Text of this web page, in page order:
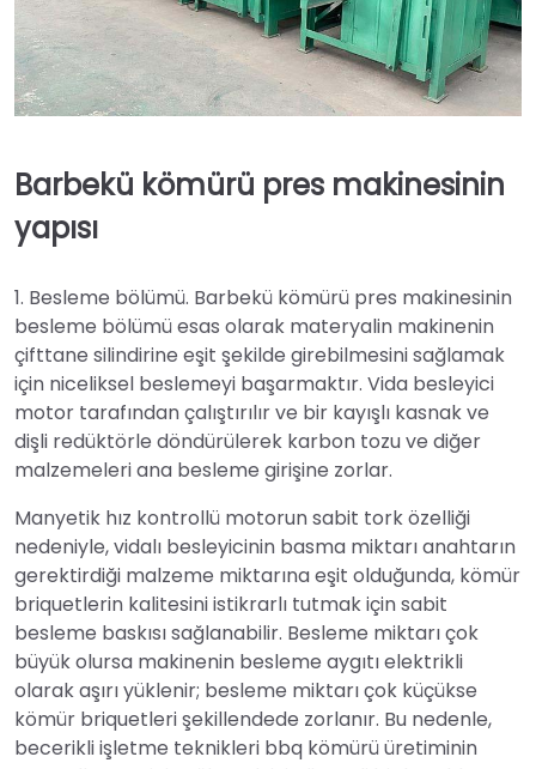
Barbekü kömürü pres makinesinin
yapısı
1. Besleme bölümü. Barbekü kömürü pres makinesinin
besleme bölümü esas olarak materyalin makinenin
çifttane silindirine eşit şekilde girebilmesini sağlamak
için niceliksel beslemeyi başarmaktır. Vida besleyici
motor tarafından çalıştırılır ve bir kayışlı kasnak ve
dişli redüktörle döndürülerek karbon tozu ve diğer
malzemeleri ana besleme girişine zorlar.
Manyetik hız kontrollü motorun sabit tork özelliği
nedeniyle, vidalı besleyicinin basma miktarı anahtarın
gerektirdiği malzeme miktarına eşit olduğunda, kömür
briquetlerin kalitesini istikrarlı tutmak için sabit
besleme baskısı sağlanabilir. Besleme miktarı çok
büyük olursa makinenin besleme aygıtı elektrikli
olarak aşırı yüklenir; besleme miktarı çok küçükse
kömür briquetleri şekillendede zorlanır. Bu nedenle,
becerikli işletme teknikleri bbq kömürü üretiminin